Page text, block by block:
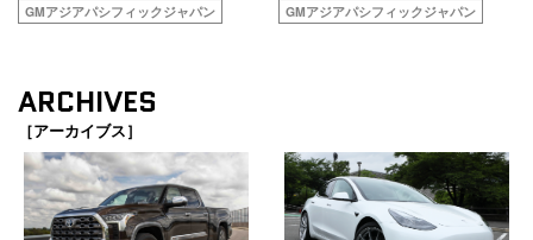
GMアジアパシフィックジャパン
GMアジアパシフィックジャパン
ARCHIVES
［アーカイブス］